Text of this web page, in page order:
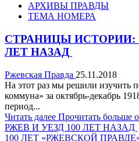
АРХИВЫ ПРАВДЫ
ТЕМА НОМЕРА
СТРАНИЦЫ ИСТОРИИ:
ЛЕТ НАЗАД
Ржевская Правда 25.11.2018
На этот раз мы решили изучить
коммуна» за октябрь-декабрь
период...
Читать далее Прочитать
РЖЕВ И УЕЗД 100 ЛЕТ НАЗАД
100 ЛЕТ «РЖЕВСКОЙ